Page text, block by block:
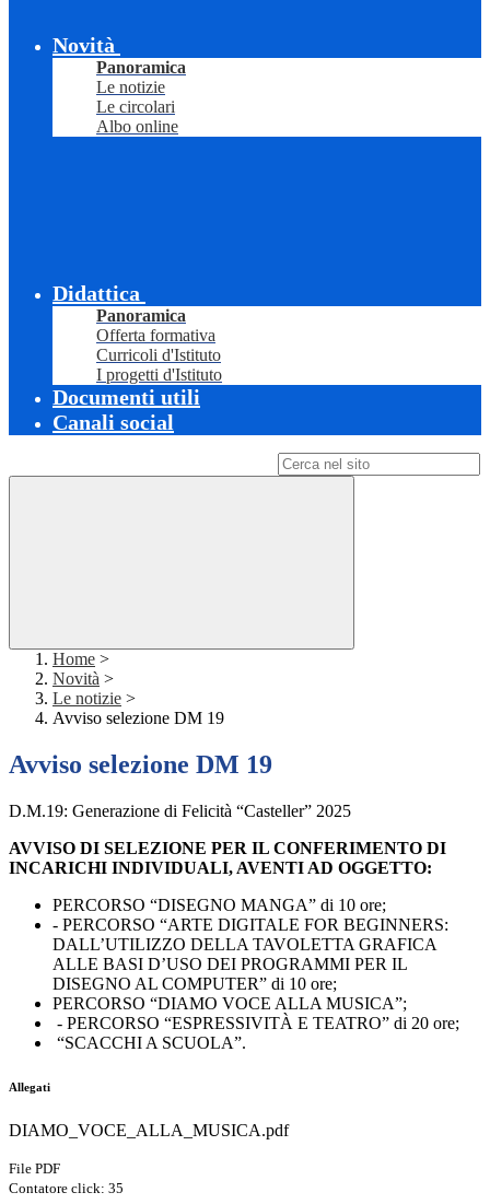
Novità
Panoramica
Le notizie
Le circolari
Albo online
Didattica
Panoramica
Offerta formativa
Curricoli d'Istituto
I progetti d'Istituto
Documenti utili
Canali social
Home >
Novità >
Le notizie >
Avviso selezione DM 19
Avviso selezione DM 19
D.M.19: Generazione di Felicità “Casteller” 2025
AVVISO DI SELEZIONE PER IL CONFERIMENTO DI
INCARICHI INDIVIDUALI, AVENTI AD OGGETTO:
PERCORSO “DISEGNO MANGA” di 10 ore;
- PERCORSO “ARTE DIGITALE FOR BEGINNERS:
DALL’UTILIZZO DELLA TAVOLETTA GRAFICA
ALLE BASI D’USO DEI PROGRAMMI PER IL
DISEGNO AL COMPUTER” di 10 ore;
PERCORSO “DIAMO VOCE ALLA MUSICA”;
- PERCORSO “ESPRESSIVITÀ E TEATRO” di 20 ore;
“SCACCHI A SCUOLA”.
Allegati
DIAMO_VOCE_ALLA_MUSICA.pdf
File PDF
Contatore click: 35